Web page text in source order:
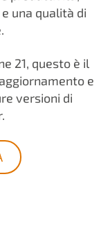
una qualità di
21, questo è il
e
versioni di